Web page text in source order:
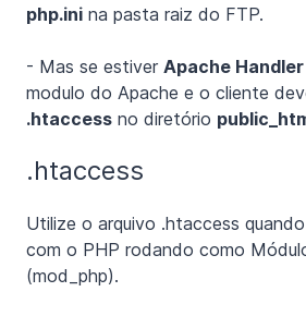
php.ini na pasta raiz do FTP.
- Mas se estiver Apache Handler
modulo do Apache e o cliente
.htaccess no diretório
.htaccess
Utilize o arquivo .htaccess
com o PHP rodando como
(mod_php).